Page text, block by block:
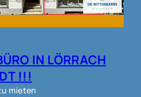
IN LÖRRACH
!!!
mieten